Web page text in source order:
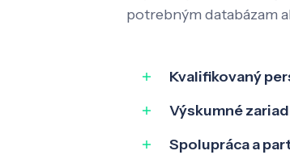
potrebným databázam
Kvalifikovaný
Výskumné
Spolupráca a